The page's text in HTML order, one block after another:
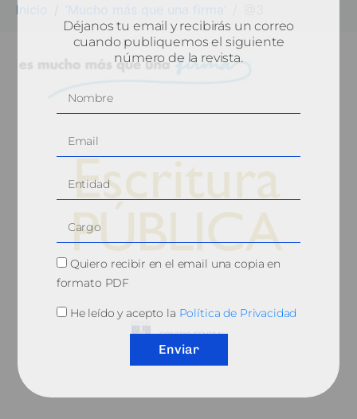
Inicio ‘Mucho más que una firma’
QUIÉNES SOMOS
Déjanos tu email y recibirás un correo
cuando publiquemos el siguiente
número de la revista.
Quiero recibir en el email una copia en
formato PDF
He leído y acepto la Política de Privacidad
Enviar